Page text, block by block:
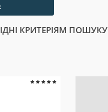
КРИТЕРІЯМ ПОШУКУ